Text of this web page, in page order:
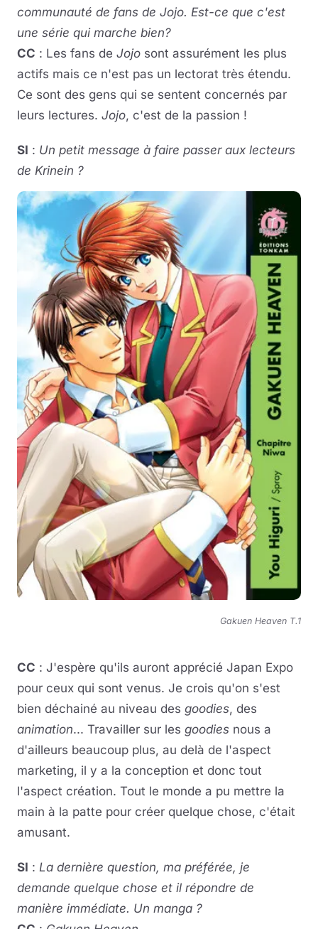
communauté de fans de Jojo. Est-ce que c'est
une série qui marche bien?
CC : Les fans de Jojo sont assurément les plus
actifs mais ce n'est pas un lectorat très étendu.
Ce sont des gens qui se sentent concernés par
leurs lectures. Jojo, c'est de la passion !
SI : Un petit message à faire passer aux lecteurs
de Krinein ?
Gakuen Heaven T.1
CC : J'espère qu'ils auront apprécié Japan Expo
pour ceux qui sont venus. Je crois qu'on s'est
bien déchainé au niveau des goodies, des
animation... Travailler sur les goodies nous a
d'ailleurs beaucoup plus, au delà de l'aspect
marketing, il y a la conception et donc tout
l'aspect création. Tout le monde a pu mettre la
main à la patte pour créer quelque chose, c'était
amusant.
SI : La dernière question, ma préférée, je
demande quelque chose et il répondre de
manière immédiate. Un manga ?